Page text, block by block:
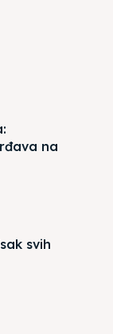
na
svih